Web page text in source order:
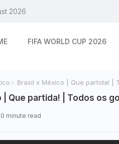
2026
FIFA WORLD CUP 2026
Brasil x México | Que partida! |
| Que partida! | Todos os
0 minute read